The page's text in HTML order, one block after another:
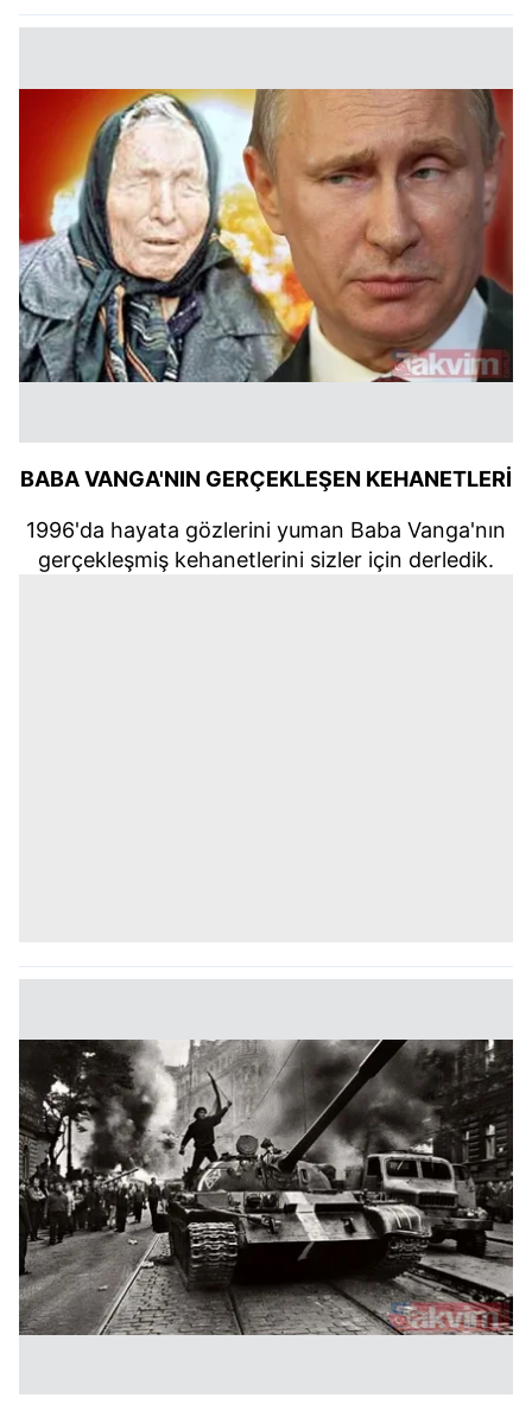
BABAVANGA'NIN GERÇEKLEŞEN KEHANETLERİ
1996'da hayata gözlerini yuman Baba Vanga'nın
gerçekleşmiş kehanetlerini sizler için derledik.